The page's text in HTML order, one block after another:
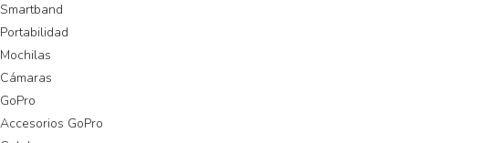
Smartband
Portabilidad
Mochilas
Cámaras
GoPro
Accesorios GoPro